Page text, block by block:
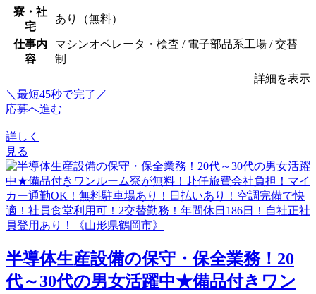
寮・社
宅
あり（無料）
仕事内
容
マシンオペレータ・検査 / 電子部品系工場 / 交替
制
詳細を表示
＼最短45秒で完了／
応募へ進む
詳しく
見る
半導体生産設備の保守・保全業務！20
代～30代の男女活躍中★備品付きワン